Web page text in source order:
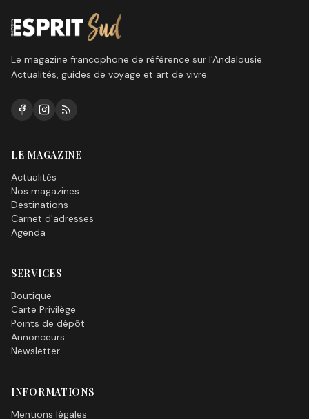
Le magazine francophone de référence sur l'Andalousie.
Actualités, guides de voyage et art de vivre.
LE MAGAZINE
Actualités
Nos magazines
Destinations
Carnet d'adresses
Agenda
SERVICES
Boutique
Carte Privilège
Points de dépôt
Annonceurs
Newsletter
INFORMATIONS
Mentions légales